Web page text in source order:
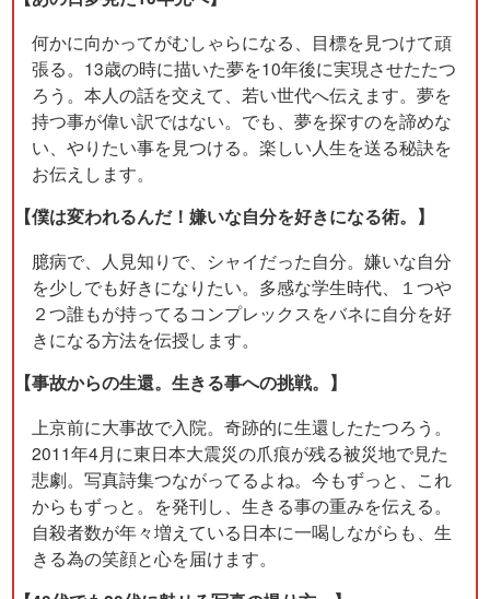
何かに向かってがむしゃらになる、目標を見つけて頑
張る。13歳の時に描いた夢を10年後に実現させたたつ
ろう。本人の話を交えて、若い世代へ伝えます。夢を
持つ事が偉い訳ではない。でも、夢を探すのを諦めな
い、やりたい事を見つける。楽しい人生を送る秘訣を
お伝えします。
【僕は変われるんだ！嫌いな自分を好きになる術。】
臆病で、人見知りで、シャイだった自分。嫌いな自分
を少しでも好きになりたい。多感な学生時代、１つや
２つ誰もが持ってるコンプレックスをバネに自分を好
きになる方法を伝授します。
【事故からの生還。生きる事への挑戦。】
上京前に大事故で入院。奇跡的に生還したたつろう。
2011年4月に東日本大震災の爪痕が残る被災地で見た
悲劇。写真詩集つながってるよね。今もずっと、これ
からもずっと。を発刊し、生きる事の重みを伝える。
自殺者数が年々増えている日本に一喝しながらも、生
きる為の笑顔と心を届けます。